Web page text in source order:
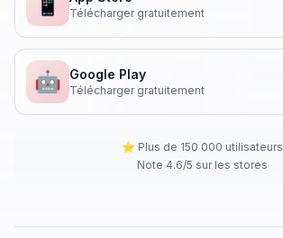
Télécharger gratuitement
🤖 Google Play
Télécharger gratuitement
⭐ Plus de 150 000 utilisateurs
Note 4.6/5 sur les stores